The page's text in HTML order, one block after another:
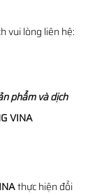
vui lòng liên hệ:
phẩm và dịch
VINA
thực hiện đổi